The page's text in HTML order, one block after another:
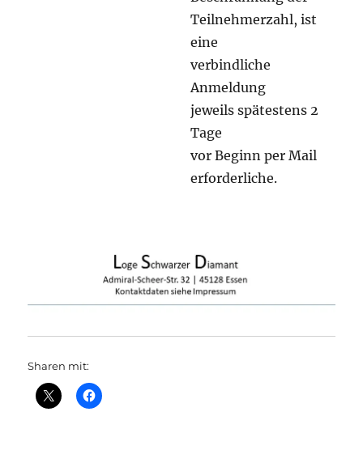
Teilnehmerzahl, ist
eine
verbindliche
Anmeldung
jeweils spätestens 2
Tage
vor Beginn per Mail
erforderliche.
Sharen mit: